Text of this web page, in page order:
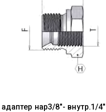
адаптер нар3/8"- внутр.1/4"